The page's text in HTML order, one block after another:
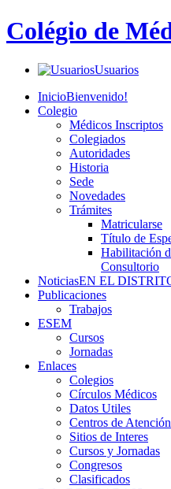
Colégio de
Usuarios
InicioBienvenido!
Colegio
Médicos Inscriptos
Colegiados
Autoridades
Historia
Sede
Novedades
Trámites
Matricularse
Título de
Habilitación
Consultorio
NoticiasEN EL
Publicaciones
Trabajos
ESEM
Cursos
Jornadas
Enlaces
Colegios
Círculos Médicos
Datos Utiles
Centros de Atención
Sitios de Interes
Cursos y Jornadas
Congresos
Clasificados